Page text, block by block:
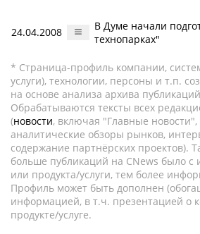
24.04.2008
В Думе начали
технопарках"
* Страница-профиль компании,
услуги), технологии, персоны и т.п.
на основе анализа архива
Обрабатываются тексты всех
(новости, включая "Главные новости",
аналитические обзоры рынков,
содержание партнёрских проектов).
больше публикаций на CNews было
или продукта/услуги, тем более
Профиль может быть дополнен
информацией, в т.ч. презентацией о
продукте/услуге.